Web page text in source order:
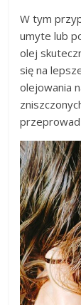
W tym
umyte lub
olej
się na
olejowania